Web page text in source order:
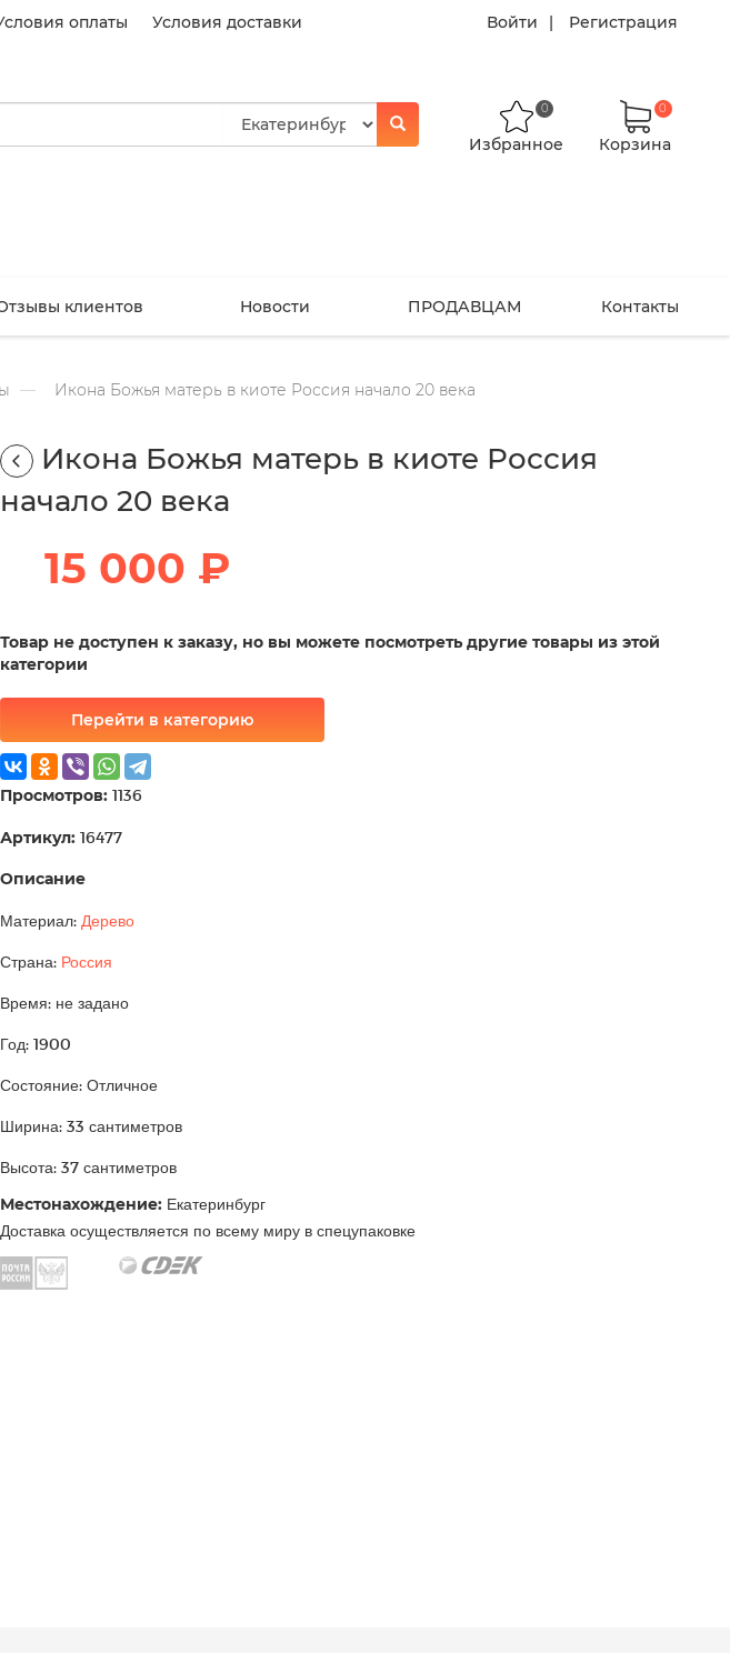
оплаты Условия доставки Войти Регистрация
Избранное
0
Корзина
0
клиентов Новости ПРОДАВЦАМ Контакты
Икона Божья матерь в киоте Россия начало 20 века
Икона Божья матерь в киоте Россия
начало 20 века
15 000 ₽
Товар не доступен к заказу, но вы можете посмотреть другие товары из этой
категории
Перейти в категорию
Просмотров: 1136
Артикул: 16477
Описание
Материал: Дерево
Страна: Россия
Время: не задано
Год: 1900
Состояние: Отличное
Ширина: 33 сантиметров
Высота: 37 сантиметров
Местонахождение: Екатеринбург
Доставка осуществляется по всему миру в спецупаковке